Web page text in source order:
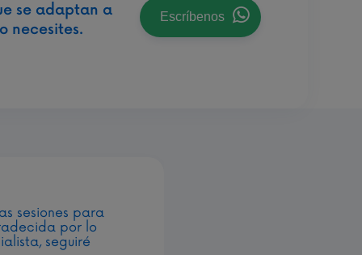
se adaptan a
necesites.
Escríbenos
sesiones para
por lo
seguiré